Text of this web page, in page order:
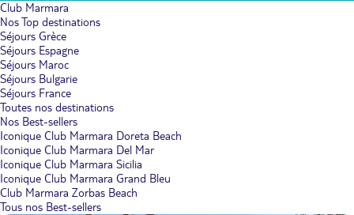
Club Marmara
Nos Top destinations
Séjours Grèce
Séjours Espagne
Séjours Maroc
Séjours Bulgarie
Séjours France
Toutes nos destinations
Nos Best-sellers
Iconique Club Marmara Doreta Beach
Iconique Club Marmara Del Mar
Iconique Club Marmara Sicilia
Iconique Club Marmara Grand Bleu
Club Marmara Zorbas Beach
Tous nos Best-sellers